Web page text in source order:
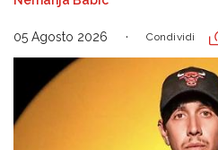
05 Agosto 2026 Condividi